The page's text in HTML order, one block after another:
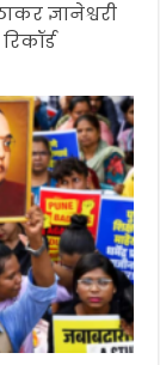
ज्ञानेश्वरी